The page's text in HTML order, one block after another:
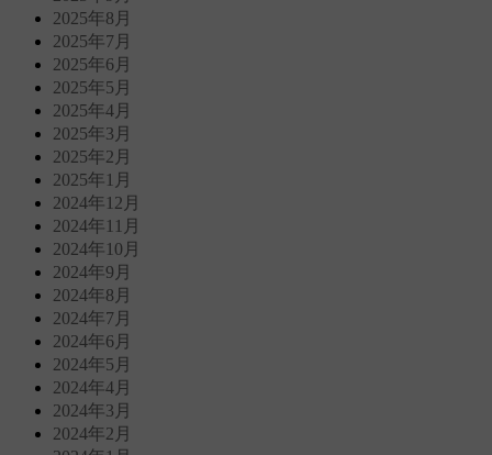
2025年8月
2025年7月
2025年6月
2025年5月
2025年4月
2025年3月
2025年2月
2025年1月
2024年12月
2024年11月
2024年10月
2024年9月
2024年8月
2024年7月
2024年6月
2024年5月
2024年4月
2024年3月
2024年2月